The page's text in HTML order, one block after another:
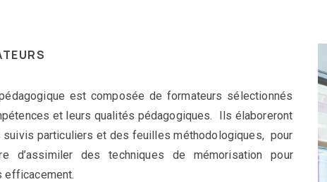
est composée de formateurs sélectionnés
et leurs qualités pédagogiques. Ils élaboreront
suivis particuliers et des feuilles méthodologiques, pour
d’assimiler des techniques de mémorisation pour
efficacement.